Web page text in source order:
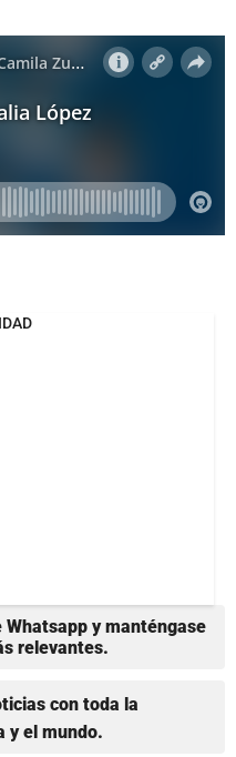
y manténgase
relevantes.
con toda la
y el mundo.